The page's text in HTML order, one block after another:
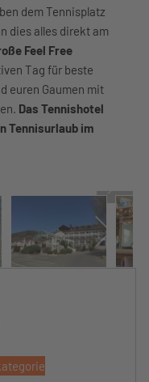
dem Tennisplatz
dies alles direkt am
Feel Free
Tag für beste
euren Gaumen mit
Das Tennishotel
Tennisurlaub im